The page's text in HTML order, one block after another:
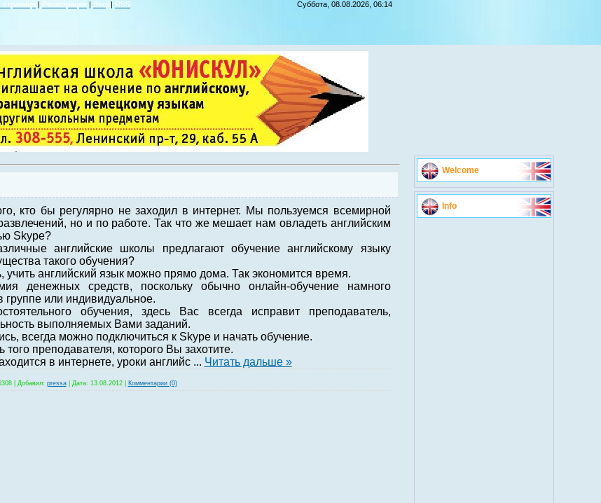
| Регистрация | Вход| RSS Суббота, 08.08.2026, 06:14
кто бы регулярно не заходил в интернет. Мы пользуемся всемирной
но и по работе. Так что же мешает нам овладеть английским
Skype?
английские школы предлагают обучение английскому языку
такого обучения?
учить английский язык можно прямо дома. Так экономится время.
денежных средств, поскольку обычно онлайн-обучение намного
или индивидуальное.
обучения, здесь Вас всегда исправит преподаватель,
выполняемых Вами заданий.
всегда можно подключиться к Skype и начать обучение.
преподавателя, которого Вы захотите.
в интернете, уроки английс ... Читать дальше »
Добавил: pressa Дата: 13.08.2012 Комментарии (0)
Welcome
Info